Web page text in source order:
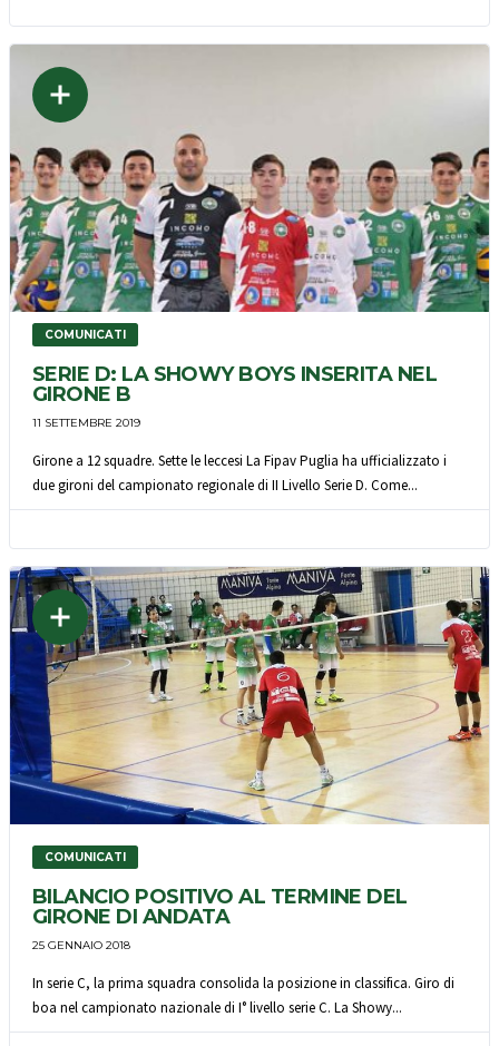
COMUNICATI
SERIE D: LA SHOWY BOYS INSERITA NEL
GIRONE B
11 SETTEMBRE 2019
Girone a 12 squadre. Sette le leccesi La Fipav Puglia ha ufficializzato i
due gironi del campionato regionale di II Livello Serie D. Come...
COMUNICATI
BILANCIO POSITIVO AL TERMINE DEL
GIRONE DI ANDATA
25 GENNAIO 2018
In serie C, la prima squadra consolida la posizione in classifica. Giro di
boa nel campionato nazionale di I° livello serie C. La Showy...